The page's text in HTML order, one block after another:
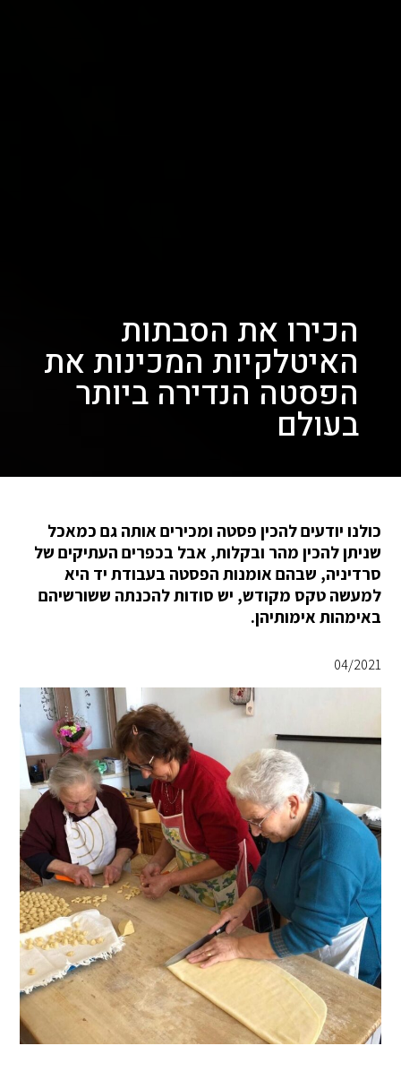
הכירו את הסבתות
האיטלקיות המכינות את
הפסטה הנדירה ביותר
בעולם
כולנו יודעים להכין פסטה ומכירים אותה גם כמאכל
שניתן להכין מהר ובקלות, אבל בכפרים העתיקים של
סרדיניה, שבהם אומנות הפסטה בעבודת יד היא
למעשה טקס מקודש, יש סודות להכנתה ששורשיהם
באימהות אימותיהן.
04/2021